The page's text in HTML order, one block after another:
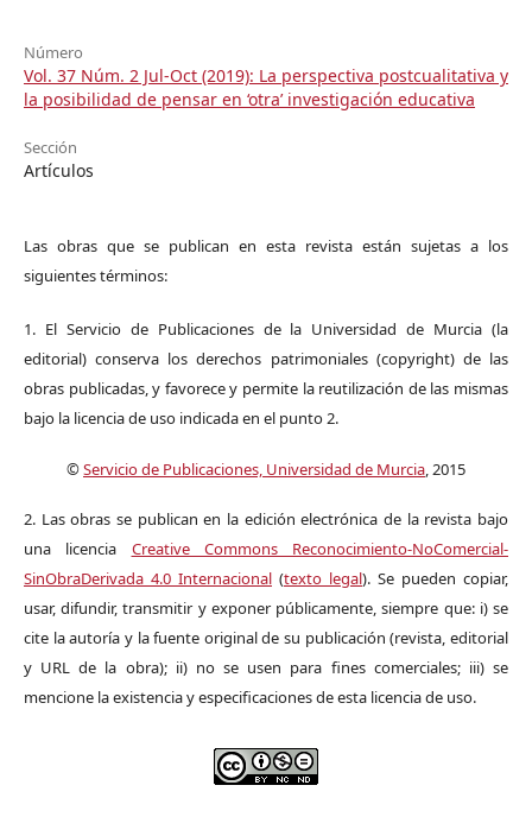
Número
Vol. 37 Núm. 2 Jul-Oct (2019): La perspectiva postcualitativa y
la posibilidad de pensar en ‘otra’ investigación educativa
Sección
Artículos
Las obras que se publican en esta revista están sujetas a los
siguientes términos:
1. El Servicio de Publicaciones de la Universidad de Murcia (la
editorial) conserva los derechos patrimoniales (copyright) de las
obras publicadas, y favorece y permite la reutilización de las mismas
bajo la licencia de uso indicada en el punto 2.
©Servicio de Publicaciones, Universidad de Murcia, 2015
2. Las obras se publican en la edición electrónica de la revista bajo
una licencia Creative Commons Reconocimiento-NoComercial-
SinObraDerivada 4.0 Internacional (texto legal). Se pueden copiar,
usar, difundir, transmitir y exponer públicamente, siempre que: i) se
cite la autoría y la fuente original de su publicación (revista, editorial
y URL de la obra); ii) no se usen para fines comerciales; iii) se
mencione la existencia y especificaciones de esta licencia de uso.